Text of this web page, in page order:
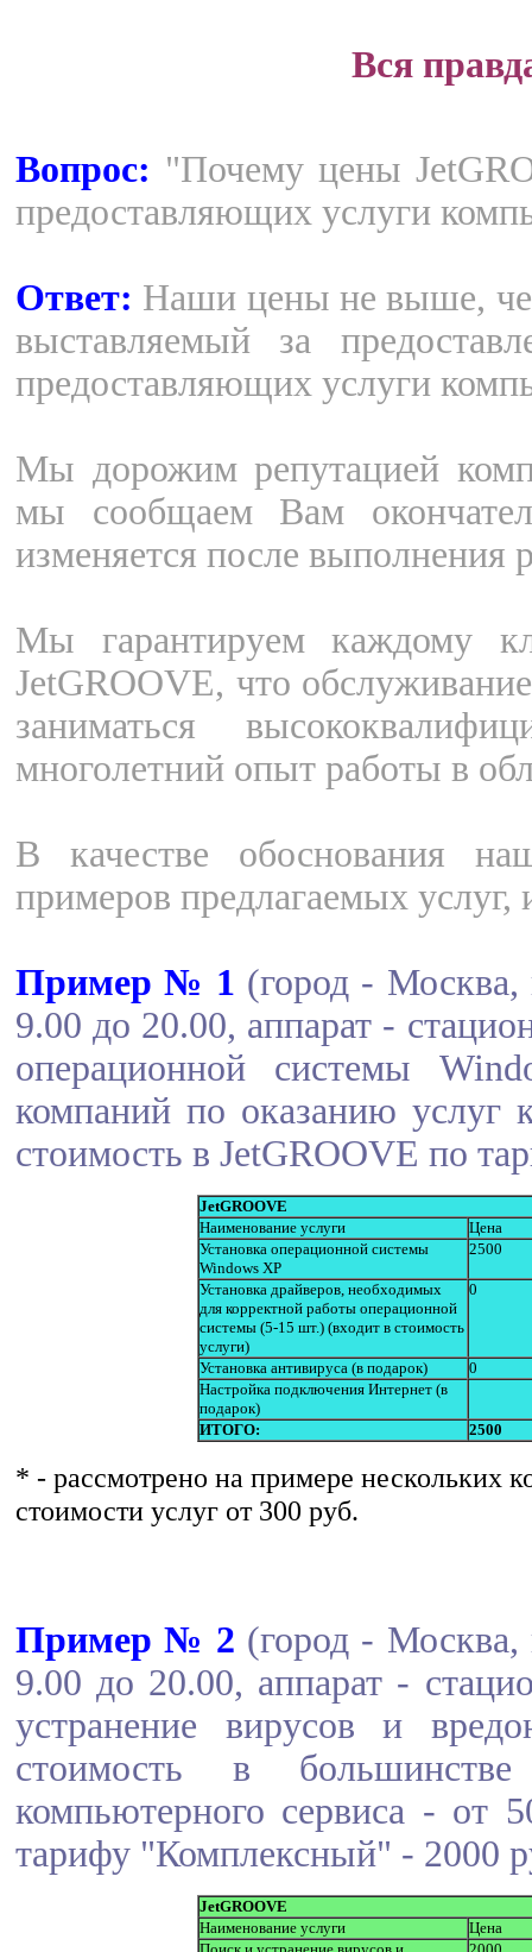
Вся
Вопрос: "Почему цены
предоставляющих услуги
Ответ: Наши цены не выше,
выставляемый за
предоставляющих услуги
Мы дорожим репутацией
мы сообщаем Вам
изменяется после выполнения
Мы гарантируем каждому
JetGROOVE, что
заниматься
многолетний опыт работы в
В качестве обоснования
примеров предлагаемых
Пример № 1 (город - Москва,
9.00 до 20.00, аппарат -
операционной системы
компаний по оказанию услуг
стоимость в JetGROOVE по
JetGROOVE
Наименование услуги
Цена
Установка операционной системы
Windows XP
2500
Установка драйверов, необходимых
для корректной работы операционной
системы (5-15 шт.) (входит в стоимость
услуги)
0
Установка антивируса (в подарок)
0
Настройка подключения Интернет (в
подарок)
ИТОГО:
2500
* - рассмотрено на примере нескольких
стоимости услуг от 300 руб.
Пример № 2 (город - Москва,
9.00 до 20.00, аппарат -
устранение вирусов и
стоимость в
компьютерного сервиса - от
тарифу "Комплексный" - 2000
JetGROOVE
Наименование услуги
Цена